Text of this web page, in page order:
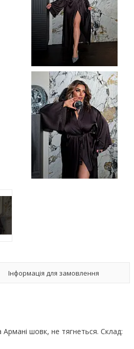
Інформація для замовлення
шовк, не тягнеться. Склад: